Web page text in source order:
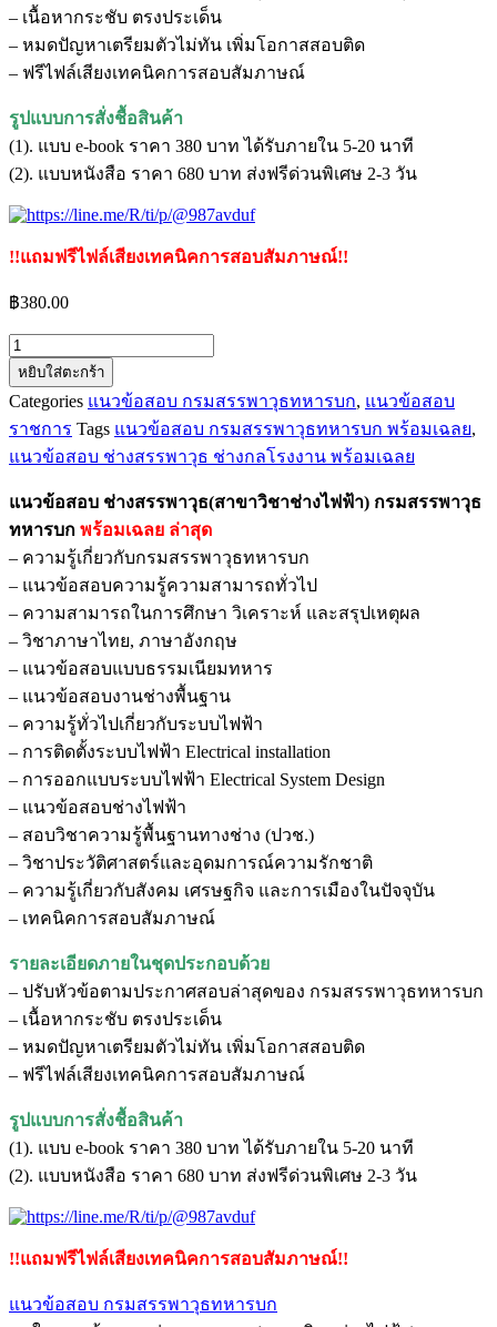
– เนื้อหากระชับ ตรงประเด็น
– หมดปัญหาเตรียมตัวไม่ทัน เพิ่มโอกาสสอบติด
– ฟรีไฟล์เสียงเทคนิคการสอบสัมภาษณ์
รูปแบบการสั่งชื้อสินค้า
(1). แบบ e-book ราคา 380 บาท ได้รับภายใน 5-20 นาที
(2). แบบหนังสือ ราคา 680 บาท ส่งฟรีด่วนพิเศษ 2-3 วัน
!!แถมฟรีไฟล์เสียงเทคนิคการสอบสัมภาษณ์!!
฿380.00
จำนวน
แนว
ข้อสอบ
ช่าง
สรรพาวุธ(สาขา
ช่างไฟ
ฟ้า)
กรม
สรรพาวุธ
ทหาร
บก
ชิ้น
หยิบใส่ตะกร้า
Categories แนวข้อสอบ กรมสรรพาวุธทหารบก, แนวข้อสอบ
ราชการ Tags แนวข้อสอบ กรมสรรพาวุธทหารบก พร้อมเฉลย,
แนวข้อสอบ ช่างสรรพาวุธ ช่างกลโรงงาน พร้อมเฉลย
แนวข้อสอบ ช่างสรรพาวุธ(สาขาวิชาช่างไฟฟ้า) กรมสรรพาวุธ
ทหารบก พร้อมเฉลย ล่าสุด
– ความรู้เกี่ยวกับกรมสรรพาวุธทหารบก
– แนวข้อสอบความรู้ความสามารถทั่วไป
– ความสามารถในการศึกษา วิเคราะห์ และสรุปเหตุผล
– วิชาภาษาไทย, ภาษาอังกฤษ
– แนวข้อสอบแบบธรรมเนียมทหาร
– แนวข้อสอบงานช่างพื้นฐาน
– ความรู้ทั่วไปเกี่ยวกับระบบไฟฟ้า
– การติดตั้งระบบไฟฟ้า Electrical installation
– การออกแบบระบบไฟฟ้า Electrical System Design
– แนวข้อสอบช่างไฟฟ้า
– สอบวิชาความรู้พื้นฐานทางช่าง (ปวช.)
– วิชาประวัติศาสตร์และอุดมการณ์ความรักชาติ
– ความรู้เกี่ยวกับสังคม เศรษฐกิจ และการเมืองในปัจจุบัน
– เทคนิคการสอบสัมภาษณ์
รายละเอียดภายในชุดประกอบด้วย
– ปรับหัวข้อตามประกาศสอบล่าสุดของ กรมสรรพาวุธทหารบก
– เนื้อหากระชับ ตรงประเด็น
– หมดปัญหาเตรียมตัวไม่ทัน เพิ่มโอกาสสอบติด
– ฟรีไฟล์เสียงเทคนิคการสอบสัมภาษณ์
รูปแบบการสั่งชื้อสินค้า
(1). แบบ e-book ราคา 380 บาท ได้รับภายใน 5-20 นาที
(2). แบบหนังสือ ราคา 680 บาท ส่งฟรีด่วนพิเศษ 2-3 วัน
!!แถมฟรีไฟล์เสียงเทคนิคการสอบสัมภาษณ์!!
แนวข้อสอบ กรมสรรพาวุธทหารบก